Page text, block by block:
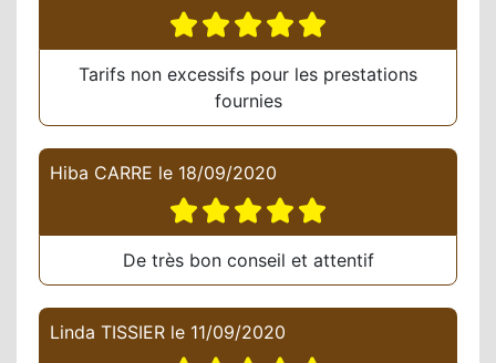
Tarifs non excessifs pour les prestations
fournies
Hiba CARRE le 18/09/2020
De très bon conseil et attentif
Linda TISSIER le 11/09/2020